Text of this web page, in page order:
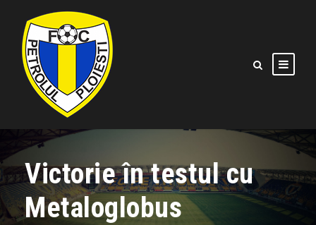
Victorie în testul cu
Metaloglobus